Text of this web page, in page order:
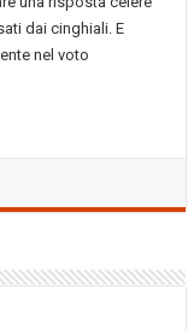
dai cinghiali. E
nel voto